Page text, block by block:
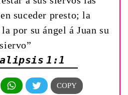
suceder presto; la
por su ángel á Juan su
siervo”
1:1